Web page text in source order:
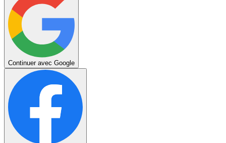
Continuer avec Google